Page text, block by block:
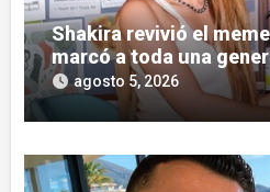
Shakira revivió el
marcó a toda una
agosto 5, 2026